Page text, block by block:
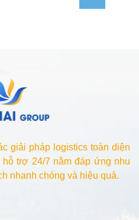
giải pháp logistics toàn diện
trợ 24/7 nằm đáp ứng nhu
nhanh chóng và hiệu quả.